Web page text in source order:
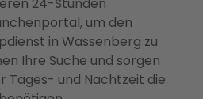
um den
in Wassenberg zu
Ihre Suche und sorgen
Tages- und Nachtzeit die